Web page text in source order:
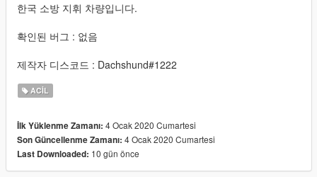
한국 소방 지휘 차량입니다.
확인된 버그 : 없음
제작자 디스코드 : Dachshund#1222
ACIL
İlk Yüklenme Zamanı: 4 Ocak 2020 Cumartesi
Son Güncellenme Zamanı: 4 Ocak 2020 Cumartesi
Last Downloaded: 10 gün önce